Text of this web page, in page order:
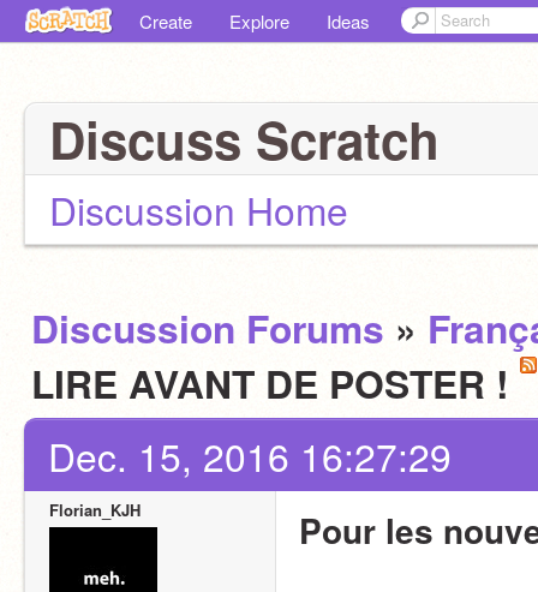
Create Explore Ideas
Discuss Scratch
Discussion Home
Discussion Forums »
LIRE AVANT DE POSTER !
Dec. 15, 2016 16:27:29
Florian_KJH Pour les